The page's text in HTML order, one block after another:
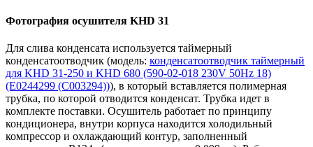
Фотография осушителя KHD 31
Для слива конденсата используется таймерный
конденсатоотводчик (модель: конденсатоотводчик таймерный
для KHD 31-250 и KHD 680 (590-02-018 230V 50Hz 18)
(E0244299 (C003294))), в который вставляется полимерная
трубка, по которой отводится конденсат. Трубка идет в
комплекте поставки. Осушитель работает по принципу
кондиционера, внутри корпуса находится холодильный
компрессор и охлаждающий контур, заполненный